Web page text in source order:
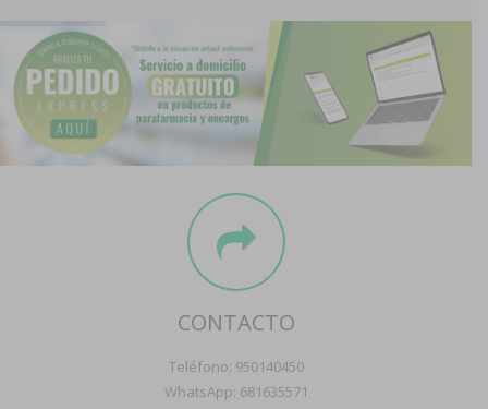
Pedidos express
Blog
Contacto
Boletín
CONTACTO
Teléfono: 950140450
WhatsApp: 681635571